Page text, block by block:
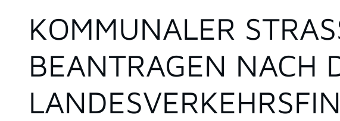
KOMMUNALER
EANTRAGEN NACH